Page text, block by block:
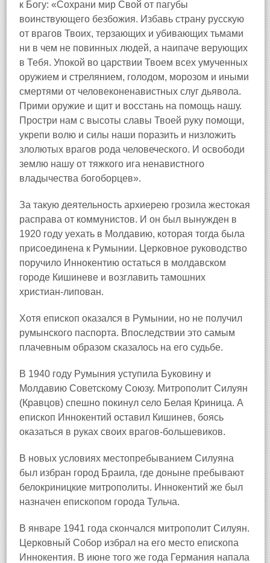
к Богу: «Сохрани мир Свой от пагубы
воинствующего безбожия. Избавь страну русскую
от врагов Твоих, терзающих и убивающих тьмами
ни в чем не повинных людей, а наипаче верующих
в Тебя. Упокой во царствии Твоем всех умученных
оружием и стрелянием, голодом, морозом и иными
смертями от человеконенавистных слуг дьявола.
Прими оружие и щит и восстань на помощь нашу.
Простри нам с высоты славы Твоей руку помощи,
укрепи волю и силы наши поразить и низложить
злолютых врагов рода человеческого. И освободи
землю нашу от тяжкого ига ненавистного
владычества богоборцев».
За такую деятельность архиерею грозила жестокая
расправа от коммунистов. И он был вынужден в
1920 году уехать в Молдавию, которая тогда была
присоединена к Румынии. Церковное руководство
поручило Иннокентию остаться в молдавском
городе Кишиневе и возглавить тамошних
христиан‑липован.
Хотя епископ оказался в Румынии, но не получил
румынского паспорта. Впоследствии это самым
плачевным образом сказалось на его судьбе.
В 1940 году Румыния уступила Буковину и
Молдавию Советскому Союзу. Митрополит Силуян
(Кравцов) спешно покинул село Белая Криница. А
епископ Иннокентий оставил Кишинев, боясь
оказаться в руках своих врагов‑большевиков.
В новых условиях местопребыванием Силуяна
был избран город Браила, где доныне пребывают
белокриницкие митрополиты. Иннокентий же был
назначен епископом города Тульча.
В январе 1941 года скончался митрополит Силуян.
Церковный Собор избрал на его место епископа
Иннокентия. В июне того же года Германия напала